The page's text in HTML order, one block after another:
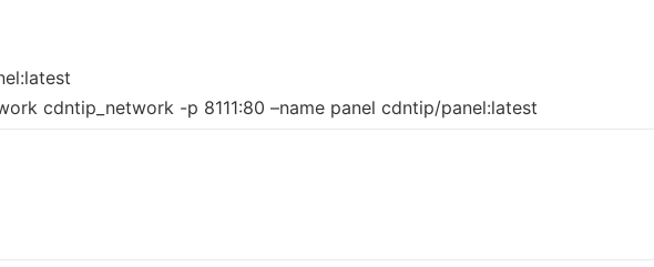
cdntip_network -p 8111:80 –name panel cdntip/panel:latest